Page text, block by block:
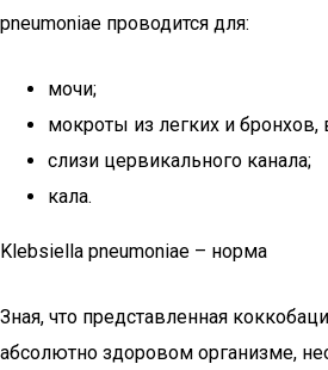
pneumoniae проводится для:
мочи;
мокроты из легких и бронхов,
слизи цервикального канала;
кала.
Klebsiella pneumoniae – норма
Зная, что представленная
абсолютно здоровом организме,